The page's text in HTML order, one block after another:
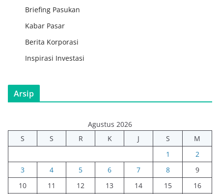
Briefing Pasukan
Kabar Pasar
Berita Korporasi
Inspirasi Investasi
Arsip
Agustus 2026
S
S R K J S
M
1
2
3
4 5 6 7 8
9
10
11 12 13 14 15
16